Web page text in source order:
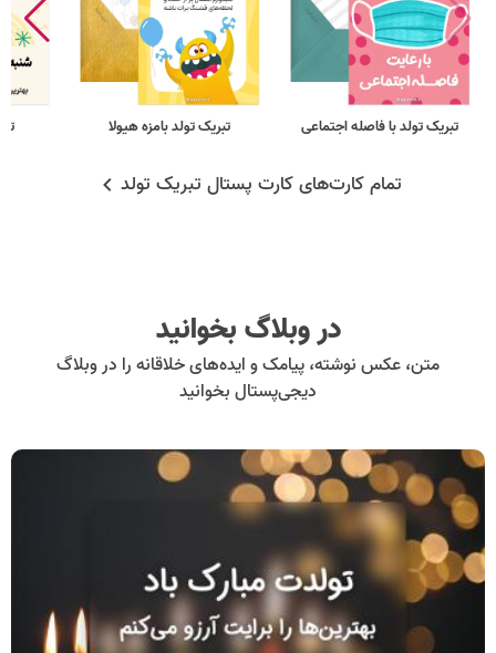
تبریک تولد با فاصله اجتماعی تبریک تولد بامزه هیولا
تمام کارت‌های کارت پستال تبریک تولد
در وبلاگ بخوانید
متن، عکس نوشته، پیامک و ایده‌های خلاقانه را در وبلاگ
دیجی‌پستال بخوانید